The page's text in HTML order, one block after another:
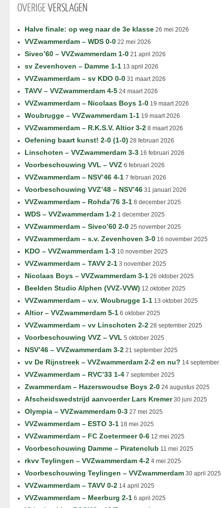
OVERIGEVERSLAGEN
Halve finale: op weg naar de 3e klasse 26 mei 2026
VVZwammerdam – WDS 0-0 22 mei 2026
Siveo’60 – VVZwammerdam 1-0 21 april 2026
sv Zevenhoven – Damme 1-1 13 april 2026
VVZwammerdam – sv KDO 0-0 31 maart 2026
TAVV – VVZwammerdam 4-5 24 maart 2026
VVZwammerdam – Nicolaas Boys 1-0 19 maart 2026
Woubrugge – VVZwammerdam 1-1 19 maart 2026
VVZwammerdam – R.K.S.V. Altior 3-2 8 maart 2026
Oefening baart kunst! 2-0 (1-0) 28 februari 2026
Linschoten – VVZwammerdam 3-3 16 februari 2026
Voorbeschouwing VVL – VVZ 6 februari 2026
VVZwammerdam – NSV’46 4-1 7 februari 2026
Voorbeschouwing VVZ’48 – NSV’46 31 januari 2026
VVZwammerdam – Rohda’76 3-1 8 december 2025
WDS – VVZwammerdam 1-2 1 december 2025
VVZwammerdam – Siveo’60 2-0 25 november 2025
VVZwammerdam – s.v. Zevenhoven 3-0 16 november 2025
KDO – VVZwammerdam 1-3 10 november 2025
VVZwammerdam – TAVV 2-1 3 november 2025
Nicolaas Boys – VVZwammerdam 3-1 26 oktober 2025
Beelden Studio Alphen (VVZ-VVW) 12 oktober 2025
VVZwammerdam – v.v. Woubrugge 1-1 13 oktober 2025
Altior – VVZwammerdam 5-1 6 oktober 2025
VVZwammerdam – vv Linschoten 2-2 28 september 2025
Voorbeschouwing VVZ – VVL 5 oktober 2025
NSV’46 – VVZwammerdam 3-2 21 september 2025
vv De Rijnstreek – VVZwammerdam 2-2 en nu? 14 september
VVZwammerdam – RVC’33 1-4 7 september 2025
Zwammerdam – Hazerswoudse Boys 2-0 24 augustus 2025
Afscheidswedstrijd aanvoerder Lars Kremer30 juni 2025
Olympia – VVZwammerdam 0-3 27 mei 2025
VVZwammerdam – ESTO 3-1 18 mei 2025
VVZwammerdam – FC Zoetermeer 0-6 12 mei 2025
Voorbeschouwing Damme – Piratenclub 11 mei 2025
rkvv Teylingen – VVZwammerdam 4-2 4 mei 2025
Voorbeschouwing Teylingen – VVZwammerdam 30 april 2025
VVZwammerdam – TAVV 0-2 14 april 2025
VVZwammerdam – Meerburg 2-1 6 april 2025